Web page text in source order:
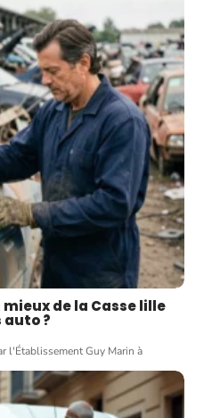
de la Casse lille
auto ?
l'Établissement Guy Marin à